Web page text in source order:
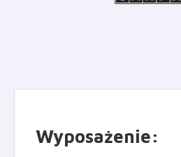
Wyposażenie: